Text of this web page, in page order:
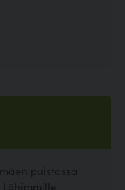
puistossa
Lähimmille